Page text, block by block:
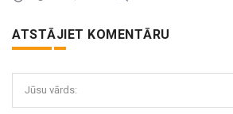
ATSTĀJIET KOMENTĀRU
Jūsu vārds: